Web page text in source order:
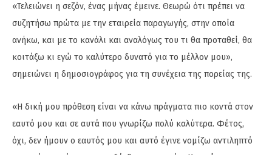
«Τελειώνει η σεζόν, ένας μήνας έμεινε. Θεωρώ ότι πρέπει να
συζητήσω πρώτα με την εταιρεία παραγωγής, στην οποία
ανήκω, και με το κανάλι και αναλόγως του τι θα προταθεί, θα
κοιτάξω κι εγώ το καλύτερο δυνατό για το μέλλον μου»,
σημειώνει η δημοσιογράφος για τη συνέχεια της πορείας της.
«Η δική μου πρόθεση είναι να κάνω πράγματα πιο κοντά στον
εαυτό μου και σε αυτά που γνωρίζω πολύ καλύτερα. Φέτος,
όχι, δεν ήμουν ο εαυτός μου και αυτό έγινε νομίζω αντιληπτό